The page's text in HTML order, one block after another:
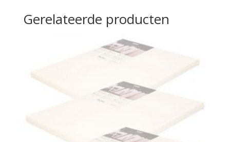
Gerelateerde producten